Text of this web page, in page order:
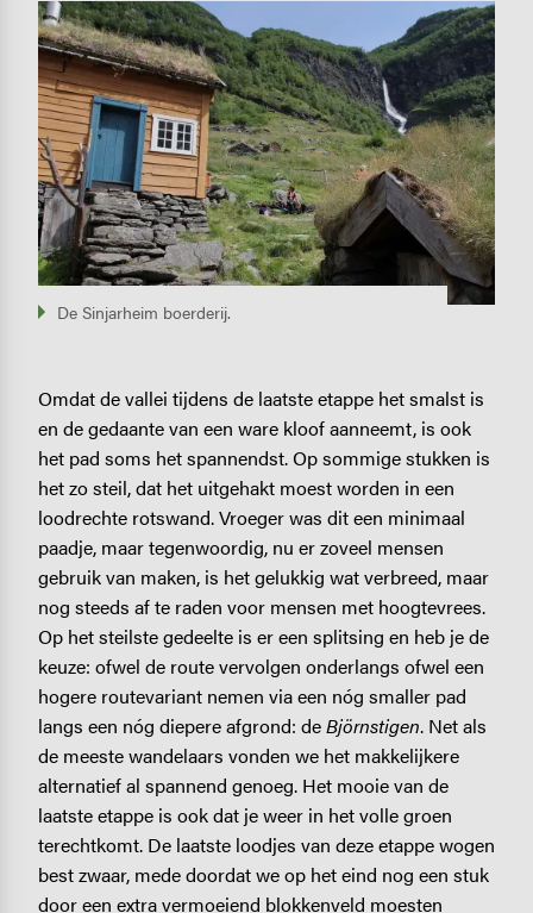
Image
De Sinjarheim boerderij.
Omdat de vallei tijdens de laatste etappe het smalst is
en de gedaante van een ware kloof aanneemt, is ook
het pad soms het spannendst. Op sommige stukken is
het zo steil, dat het uitgehakt moest worden in een
loodrechte rotswand. Vroeger was dit een minimaal
paadje, maar tegenwoordig, nu er zoveel mensen
gebruik van maken, is het gelukkig wat verbreed, maar
nog steeds af te raden voor mensen met hoogtevrees.
Op het steilste gedeelte is er een splitsing en heb je de
keuze: ofwel de route vervolgen onderlangs ofwel een
hogere routevariant nemen via een nóg smaller pad
langs een nóg diepere afgrond: deBjörnstigen. Net als
de meeste wandelaars vonden we het makkelijkere
alternatief al spannend genoeg. Het mooie van de
laatste etappe is ook dat je weer in het volle groen
terechtkomt. De laatste loodjes van deze etappe wogen
best zwaar, mede doordat we op het eind nog een stuk
door een extra vermoeiend blokkenveld moesten